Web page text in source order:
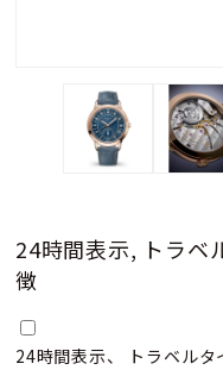
24時間表示, トラベ
徴
24時間表示、 トラベル